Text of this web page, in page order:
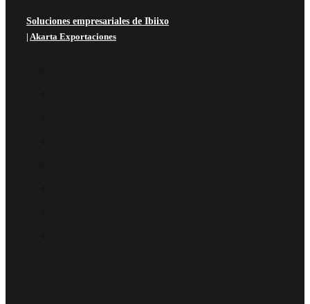
Soluciones empresariales de Ibiixo
| Akarta Exportaciones